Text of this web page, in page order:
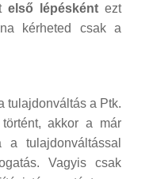
első lépésként ezt
kérheted csak a
tulajdonváltás a Ptk.
akkor a már
a tulajdonváltással
Vagyis csak